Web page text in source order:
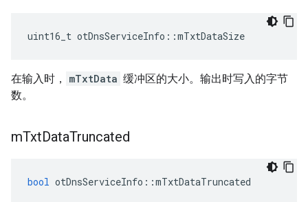
uint16_t otDnsServiceInfo ::mTxtDataSize
在输入时， mTxtData 缓冲区的大小。输出时写入的字节
数。
mTxtDataTruncated
bool otDnsServiceInfo ::mTxtDataTruncated